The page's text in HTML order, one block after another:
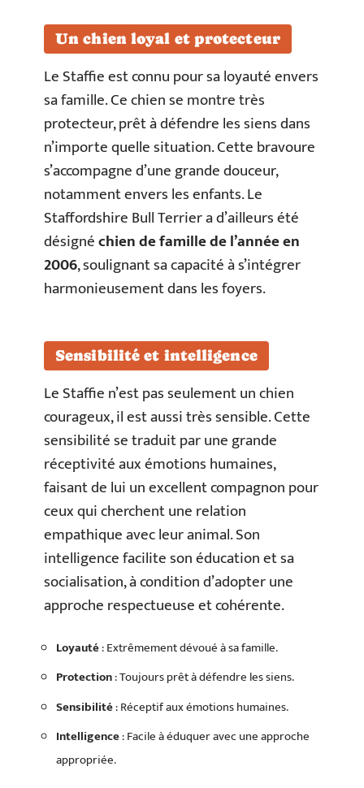
Un chien loyal et protecteur
Le Staffie est connu pour sa loyauté envers
sa famille. Ce chien se montre très
protecteur, prêt à défendre les siens dans
n’importe quelle situation. Cette bravoure
s’accompagne d’une grande douceur,
notamment envers les enfants. Le
Staffordshire Bull Terrier a d’ailleurs été
désignéchien de famille de l’année en
2006, soulignant sa capacité à s’intégrer
harmonieusement dans les foyers.
Sensibilité et intelligence
Le Staffie n’est pas seulement un chien
courageux, il est aussi très sensible. Cette
sensibilité se traduit par une grande
réceptivité aux émotions humaines,
faisant de lui un excellent compagnon pour
ceux qui cherchent une relation
empathique avec leur animal. Son
intelligence facilite son éducation et sa
socialisation, à condition d’adopter une
approche respectueuse et cohérente.
Loyauté: Extrêmement dévoué à sa famille.
Protection: Toujours prêt à défendre les siens.
Sensibilité: Réceptif aux émotions humaines.
Intelligence: Facile à éduquer avec une approche
appropriée.